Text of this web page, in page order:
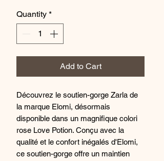
Quantity *
Add to Cart
Découvrez le soutien-gorge Zarla de
la marque Elomi, désormais
disponible dans un magnifique colori
rose Love Potion. Conçu avec la
qualité et le confort inégalés d'Elomi,
ce soutien-gorge offre un maintien